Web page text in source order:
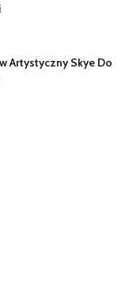
Artystyczny Skye Do